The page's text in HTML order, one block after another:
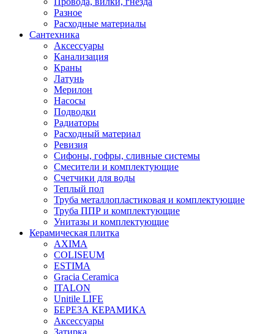
Разное
Расходные материалы
Сантехника
Аксессуары
Канализация
Краны
Латунь
Мерилон
Насосы
Подводки
Радиаторы
Расходный материал
Ревизия
Сифоны, гофры, сливные системы
Смесители и комплектующие
Счетчики для воды
Теплый пол
Труба металлопластиковая и комплектующие
Труба ППР и комплектующие
Унитазы и комплектующие
Керамическая плитка
AXIMA
COLISEUM
ESTIMA
Gracia Ceramica
ITALON
Unitile LIFE
БЕРЕЗА КЕРАМИКА
Аксессуары
Затирка